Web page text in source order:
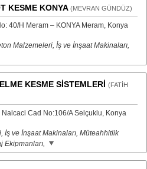
KESME KONYA (MEVRAN GÜNDÜZ)
40/H Meram – KONYA Meram, Konya
Malzemeleri, İş ve İnşaat Makinaları,
KESME SİSTEMLERİ (FATİH
Cad No:106/A Selçuklu, Konya
İş ve İnşaat Makinaları, Müteahhitlik
Ekipmanları,